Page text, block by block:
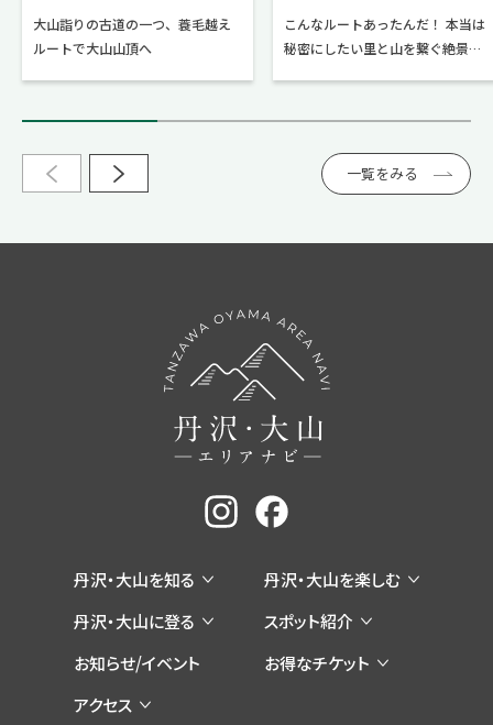
大山詣りの古道の一つ、蓑毛越え
ルートで大山山頂へ
こんなルートあったんだ！ 本当は
秘密にしたい里と山を繋ぐ絶景ハ
一覧をみる
丹沢・大山を知る
丹沢・大山に登る
お知らせ/イベント
アクセス
丹沢・大山を楽しむ
スポット紹介
お得なチケット